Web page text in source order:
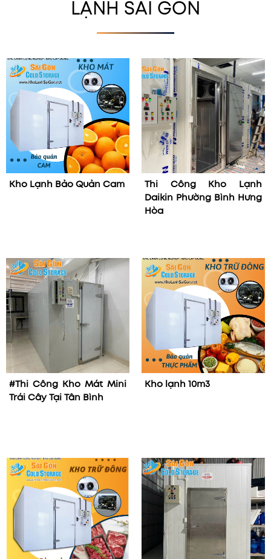
LẠNH SÀI GÒN
Kho Lạnh Bảo Quản Cam
Thi Công Kho Lạnh
Daikin Phường Bình Hưng
Hòa
#Thi Công Kho Mát Mini
Trái Cây Tại Tân Bình
Kho lạnh 10m3